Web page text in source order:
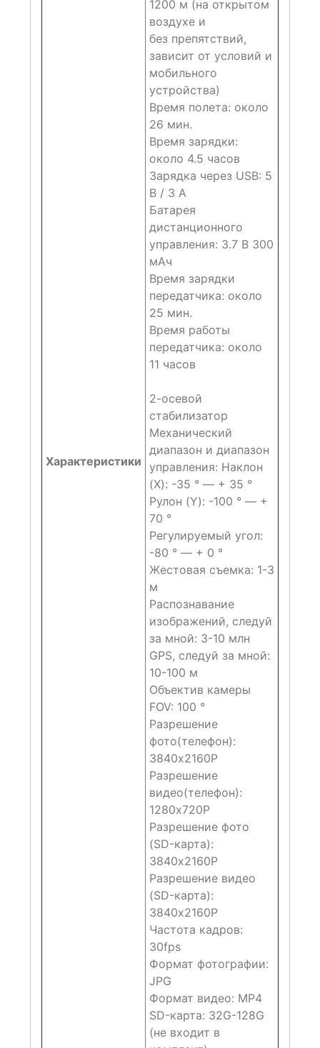
Характеристики
1200 м (на открытом
воздухе и
без препятствий,
зависит от условий и
мобильного
устройства)
Время полета: около
26 мин.
Время зарядки:
около 4.5 часов
Зарядка через USB: 5
В / 3 А
Батарея
дистанционного
управления: 3.7 В 300
мАч
Время зарядки
передатчика: около
25 мин.
Время работы
передатчика: около
11 часов
2-осевой
стабилизатор
Механический
диапазон и диапазон
управления: Наклон
(X): -35 ° — + 35 °
Рулон (Y): -100 ° — +
70 °
Регулируемый угол:
-80 ° — + 0 °
Жестовая съемка: 1-3
м
Распознавание
изображений, следуй
за мной: 3-10 млн
GPS, следуй за мной:
10-100 м
Объектив камеры
FOV: 100 °
Разрешение
фото(телефон):
3840x2160P
Разрешение
видео(телефон):
1280x720P
Разрешение фото
(SD-карта):
3840x2160P
Разрешение видео
(SD-карта):
3840x2160P
Частота кадров:
30fps
Формат фотографии:
JPG
Формат видео: MP4
SD-карта: 32G-128G
(не входит в